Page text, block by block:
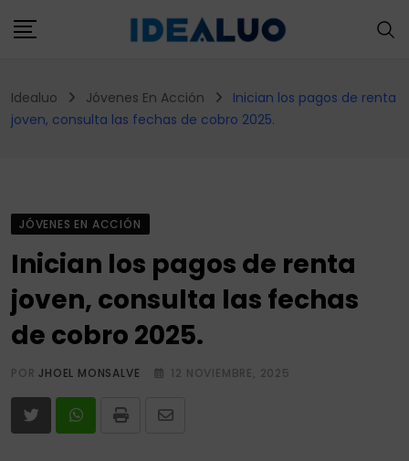
to
Idealuo Jóvenes En Acción
Inician los pagos de renta
joven, consulta las fechas de cobro 2025.
JÓVENES EN ACCIÓN
Inician los pagos de renta
joven, consulta las fechas
de cobro 2025.
PORJHOEL MONSALVE 12 NOVIEMBRE, 2025
Print
Share